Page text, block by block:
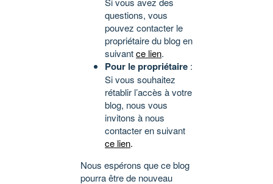
questions, vous
pouvez contacter le
propriétaire du blog en
suivantce lien.
Pour le propriétaire :
Si vous souhaitez
rétablir l’accès à votre
blog, nous vous
invitons à nous
contacter en suivant
ce lien.
Nous espérons que ce blog
pourra être de nouveau